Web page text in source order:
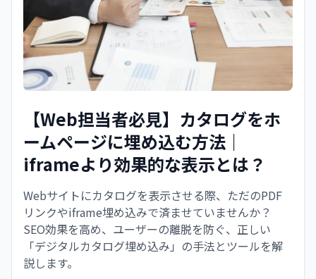
【Web担当者必見】カタログをホ
ームページに埋め込む方法｜
iframeより効果的な表示とは？
Webサイトにカタログを表示させる際、ただのPDF
リンクやiframe埋め込みで済ませていませんか？
SEO効果を高め、ユーザーの離脱を防ぐ、正しい
「デジタルカタログ埋め込み」の手法とツールを解
説します。